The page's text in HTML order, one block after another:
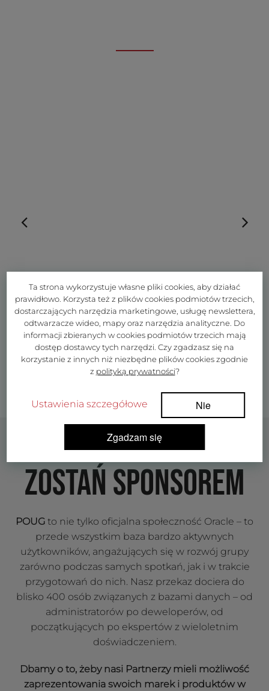
ZOSTAŃ SPONSOREM
POUG to nie tylko oficjalna społeczność Oracle – to
przede wszystkim baza bardzo aktywnych
użytkowników, angażujących się w rozwój grupy
zarówno podczas samych spotkań, jak i w trakcie
przygotowań do nich. Nasz przekaz dociera do
blisko 400 osób związanych z bazami danych – od
administratorów po deweloperów, od
początkujących po ekspertów z wieloletnim
doświadczeniem.
Dbamy o to, żeby nasi Partnerzy mieli możliwość
zaprezentowania swoich marek i produktów w
Ta strona wykorzystuje własne pliki cookies, aby działać
prawidłowo. Korzysta też z plików cookies podmiotów trzecich,
dostarczających narzędzia marketingowe, usługę newslettera,
odtwarzacze wideo, mapy oraz narzędzia analityczne. Do
informacji zbieranych w cookies podmiotów trzecich mają
dostęp dostawcy tych narzędzi. Czy zgadzasz się na
korzystanie z innych niż niezbędne plików cookies zgodnie
z polityką prywatności?
Ustawienia szczegółowe Nie
Zgadzam się